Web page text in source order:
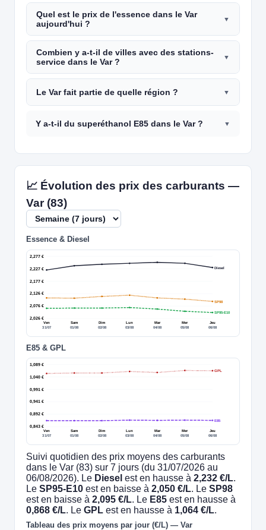
Quel est le prix de l'essence dans le Var
aujourd'hui ?
Combien y a-t-il de villes avec des stations-
service dans le Var ?
Le Var fait partie de quelle région ?
Y a-t-il du superéthanol E85 dans le Var ?
📈 Évolution des prix des carburants —
Var (83)
Essence & Diesel
2,026 €
2,076 €
2,126 €
2,177 €
2,227 €
2,277 €
Ven
31/07
Sam
01/08
Dim
02/08
Lun
03/08
Mar
04/08
Mer
05/08
Jeu
06/08
Diesel
SP95-E10
SP98
E85 & GPL
0,843 €
0,892 €
0,941 €
0,991 €
1,040 €
1,089 €
Ven
31/07
Sam
01/08
Dim
02/08
Lun
03/08
Mar
04/08
Mer
05/08
Jeu
06/08
E85
GPL
Suivi quotidien des prix moyens des carburants
dans le Var (83) sur 7 jours (du 31/07/2026 au
06/08/2026). Le Diesel est en hausse à2,232 €/L.
LeSP95-E10 est en baisse à2,050 €/L. LeSP98
est en baisse à2,095 €/L. Le E85 est en hausse à
0,868 €/L. LeGPL est en hausse à 1,064 €/L.
Tableau des prix moyens par jour (€/L) — Var